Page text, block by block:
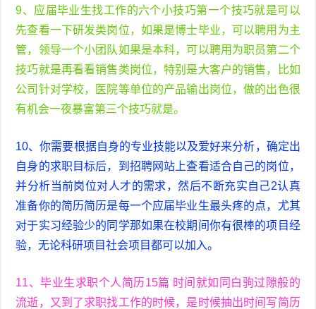
9、应届毕业生找工作的六个小技巧第一个技巧就是可以
先查看一下研发类岗位，如果是博士毕业，可以聘用为主
管，领导一个小团队如果是本科，可以聘用为职员第二个
技巧就是再看看销售类岗位，特别是大客户的销售，比如
公司针对学校，医院等单位的产品输出岗位，做的出色很
有机会一夜暴富第三个技巧就是。
10、你需要根据自身的专业技能以及爱好来分析，确定出
自身的求职目标后，到招聘网站上查看适合自己的岗位，
并分析当前岗位对人才的需求，然后不断充实自己2认真
准备你的简历简历是每一个应届毕业生最头疼的点，尤其
对于实习经验少的同学那如果在校期间你有很棒的项目经
验，无论科研项目社会项目都可以加入。
11、毕业生求职个人简历15篇 时间就如同白驹过隙般的
流逝，又到了求职找工作的时候，是时候抽出时间写简历